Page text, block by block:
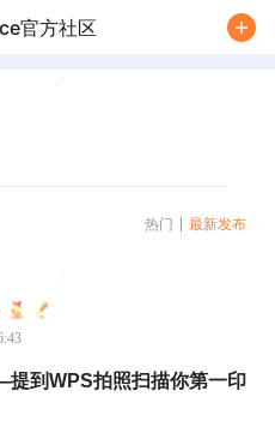
官方社区
热门 最新发布
到WPS拍照扫描你第一印